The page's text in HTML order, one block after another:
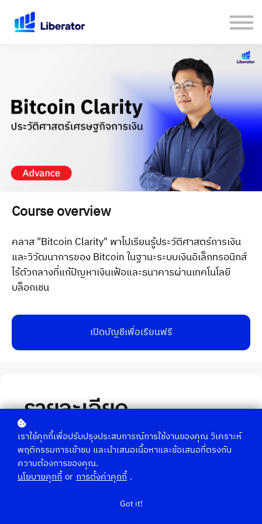
คู่มือใช้งาน Website
เปิดบัญชีกับ Liberator
Course overview
คลาส "Bitcoin Clarity" พาไปเรียนรู้ประวัติศาสตร์การเงิน
และวิวัฒนาการของ Bitcoin ในฐานะระบบเงินอิเล็กทรอนิกส์
ไร้ตัวกลางที่แก้ปัญหาเงินเฟ้อและธนาคารผ่านเทคโนโลยี
บล็อกเชน
เปิดบัญชีเพื่อเรียนฟรี
รายละเอียด
คลาส "Bitcoin Clarity: ประวัติศาสตร์เศรษฐกิจการ
เงิน" เจาะลึกกำเนิดของ Bitcoin ในฐานะนวัตกรรม
ทางการเงินที่ปฏิวัติวงการ โดยเปรียบเทียบกับระบบการ
ที่เป็นเงินอิเล็กทรอนิกส์แบบ P2P ไร้ตัวกลาง ปกป้อง
เราใช้คุกกี้เพื่อปรับปรุงประสบการณ์การใช้งานของคุณ วิเคราะห์
พฤติกรรมการเข้าชม และนำเสนอเนื้อหาและข้อเสนอที่ตรงกับ
ความต้องการของคุณ.
นโยบายคุกกี้ or การตั้งค่าคุกกี้ .
Got it!